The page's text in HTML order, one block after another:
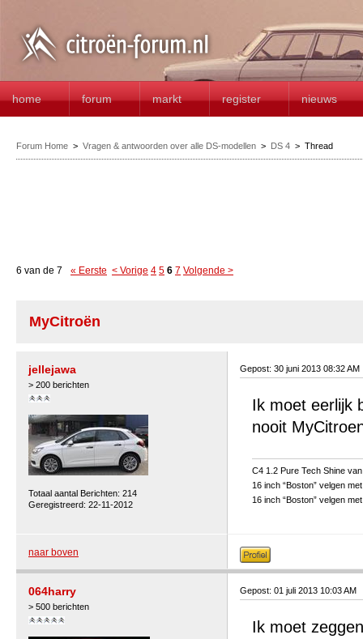
home forum markt register nieuws
Forum Home > Vragen & antwoorden over alle DS-modellen > DS 4 > Thread
6 van de 7 « Eerste < Vorige 4 5 6 7 Volgende >
MyCitroën
jellejawa
> 200 berichten
Totaal aantal Berichten: 214
Geregistreerd: 22-11-2012
Gepost: 30 juni 2013 08:32 AM
Ik moet eerlijk
nooit
C4 1.2 Pure Tech Shine
16 inch “Boston” velgen
16 inch “Boston” velgen
naar boven
064harry
> 500 berichten
Gepost: 01 juli 2013 10:03 AM
Ik moet